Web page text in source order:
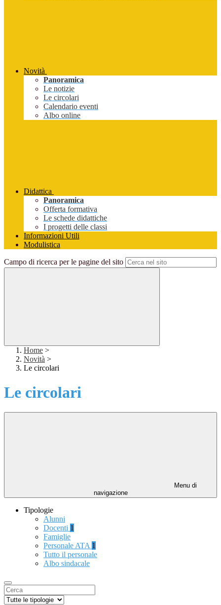
Novità
Panoramica
Le notizie
Le circolari
Calendario eventi
Albo online
Didattica
Panoramica
Offerta formativa
Le schede didattiche
I progetti delle classi
Informazioni Utili
Modulistica
Campo di ricerca per le pagine del sito
Home >
Novità >
Le circolari
Le circolari
Menu di
navigazione
Tipologie
Alunni
Docenti 1
Famiglie
Personale ATA 1
Tutto il personale
Albo sindacale